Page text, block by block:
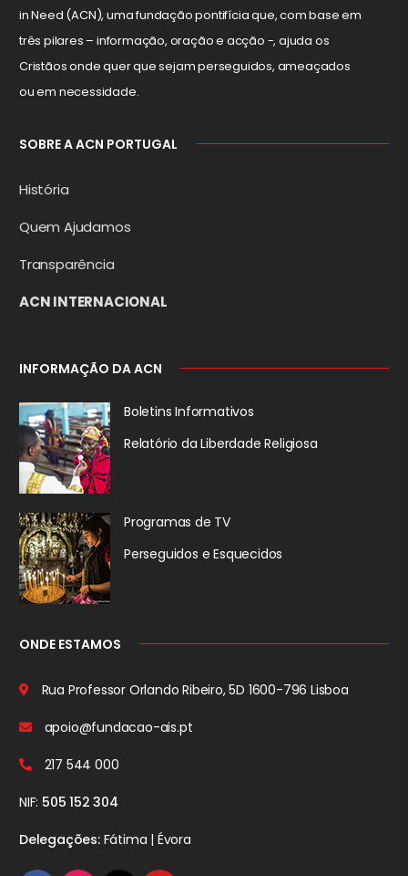
in Need (ACN), uma fundação pontifícia que, com base em
três pilares – informação, oração e acção -, ajuda os
Cristãos onde quer que sejam perseguidos, ameaçados
ou em necessidade.
SOBRE A ACN PORTUGAL
História
Quem Ajudamos
Transparência
ACN INTERNACIONAL
INFORMAÇÃO DA ACN
Boletins Informativos
Relatório da Liberdade Religiosa
Programas de TV
Perseguidos e Esquecidos
ONDE ESTAMOS
Rua Professor Orlando Ribeiro, 5D 1600-796 Lisboa
apoio@fundacao-ais.pt
217 544 000
NIF: 505 152 304
Delegações:Fátima | Évora